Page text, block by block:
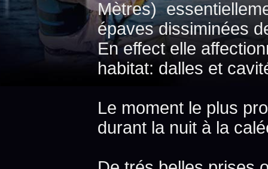
Mètres)
épaves dissiminées
En effect elle
habitat: dalles et
Le moment le plus
durant la nuit à la